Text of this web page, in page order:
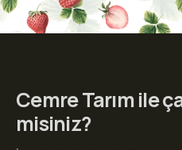
Cemre Tarım ile
misiniz?